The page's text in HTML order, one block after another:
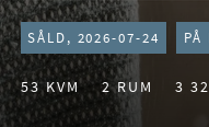
SÅLD, 2026-07-24 PÅ
53 KVM 2 RUM 3